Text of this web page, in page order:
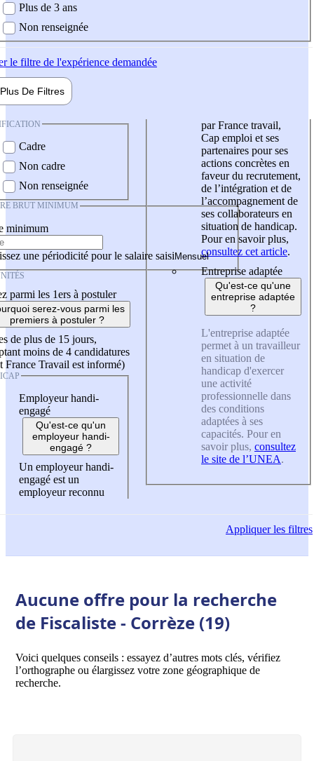
Plus de 3 ans
Non renseignée
le filtre de l'expérience demandée
Plus De Filtres
Cadre
Non cadre
Non renseignée
BRUT MINIMUM
minimum
une périodicité pour le salaire saisi
parmi les 1ers à postuler
serez-vous parmi les
premiers à postuler ?
de plus de 15 jours,
moins de 4 candidatures
France Travail est informé)
Employeur handi-
engagé
Qu'est-ce qu'un
employeur handi-
engagé ?
Un employeur handi-
engagé est un
employeur reconnu
par France travail,
Cap emploi et ses
partenaires pour ses
actions concrètes en
faveur du recrutement,
de l’intégration et de
l’accompagnement de
ses collaborateurs en
situation de handicap.
Pour en savoir plus,
consultez cet article.
Entreprise adaptée
Qu'est-ce qu'une
entreprise adaptée
?
L'entreprise adaptée
permet à un travailleur
en situation de
handicap d'exercer
une activité
professionnelle dans
des conditions
adaptées à ses
capacités. Pour en
savoir plus, consultez
le site de l’UNEA.
Appliquerles filtres
Aucune offre pour la recherche
de Fiscaliste - Corrèze (19)
Voici quelques conseils : essayez d’autres mots clés, vérifiez
l’orthographe ou élargissez votre zone géographique de
recherche.